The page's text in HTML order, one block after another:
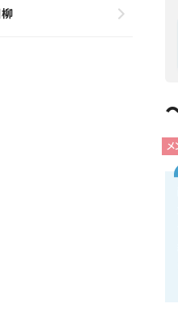
メ